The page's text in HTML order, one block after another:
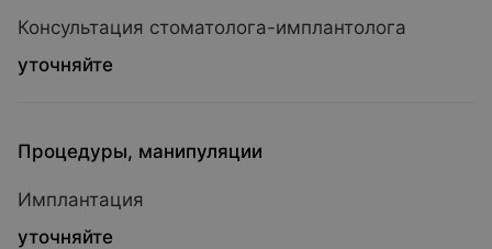
Консультация стоматолога-имплантолога
уточняйте
Процедуры, манипуляции
Имплантация
уточняйте